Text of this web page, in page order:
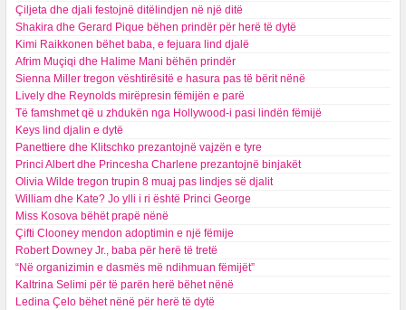
Çiljeta dhe djali festojnë ditëlindjen në një ditë
Shakira dhe Gerard Pique bëhen prindër për herë të dytë
Kimi Raikkonen bëhet baba, e fejuara lind djalë
Afrim Muçiqi dhe Halime Mani bëhën prindër
Sienna Miller tregon vështirësitë e hasura pas të bërit nënë
Lively dhe Reynolds mirëpresin fëmijën e parë
Të famshmet që u zhdukën nga Hollywood-i pasi lindën fëmijë
Keys lind djalin e dytë
Panettiere dhe Klitschko prezantojnë vajzën e tyre
Princi Albert dhe Princesha Charlene prezantojnë binjakët
Olivia Wilde tregon trupin 8 muaj pas lindjes së djalit
William dhe Kate? Jo ylli i ri është Princi George
Miss Kosova bëhët prapë nënë
Çifti Clooney mendon adoptimin e një fëmije
Robert Downey Jr., baba për herë të tretë
“Në organizimin e dasmës më ndihmuan fëmijët”
Kaltrina Selimi për të parën herë bëhet nënë
Ledina Çelo bëhet nënë për herë të dytë